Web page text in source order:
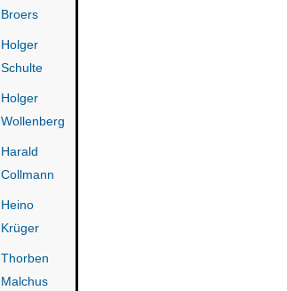
Broers
Holger
Schulte
Holger
Wollenberg
Harald
Collmann
Heino
Krüger
Thorben
Malchus